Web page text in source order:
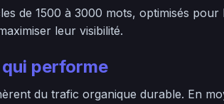
de 1500 à 3000 mots, optimisés
leur visibilité.
performe
du trafic organique durable. En